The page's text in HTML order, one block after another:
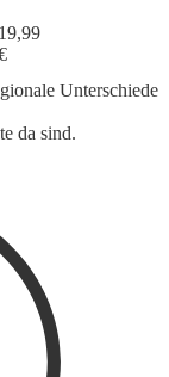
19,99
Unterschiede
da sind.